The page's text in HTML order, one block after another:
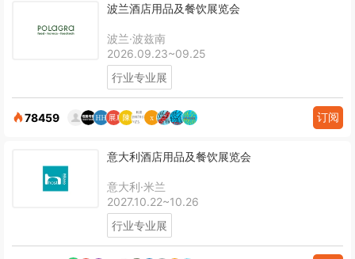
波兰酒店用品及餐饮展览会
波兰·波兹南
2026.09.23~09.25
行业专业展
78459 订阅
意大利酒店用品及餐饮展览会
意大利·米兰
2027.10.22~10.26
行业专业展